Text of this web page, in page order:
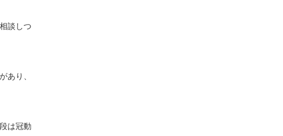
談しつ
あり、
は冠動